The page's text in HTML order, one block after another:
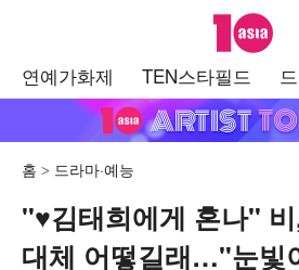
텐아시아
연예가화제 TEN스타필드
홈 드라마·예능
"♥김태희에게 혼나"
대체 어떻길래…"눈빛